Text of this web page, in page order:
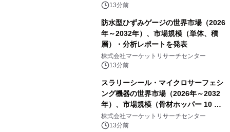
13分前
防水型ひずみゲージの世界市場（2026
年～2032年）、市場規模（単体、積
層）・分析レポートを発表
株式会社マーケットリサーチセンター
13分前
スラリーシール・マイクロサーフェシ
ング機器の世界市場（2026年～2032
年）、市場規模（骨材ホッパー 10 m³
以下、骨材ホッパー 10 m³～12 m³、
骨材ホッパー 12 m³以上）・分析レポ
株式会社マーケットリサーチセンター
13分前